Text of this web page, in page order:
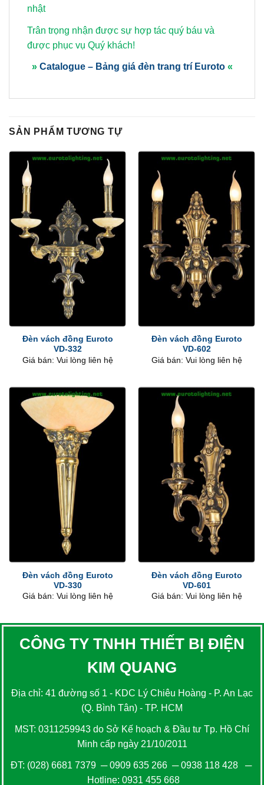
nhật
Trân trọng nhận được sự hợp tác quý báu và
được phục vụ Quý khách!
» Catalogue – Bảng giá đèn trang trí Euroto «
SẢN PHẨM TƯƠNG TỰ
Đèn vách đồng Euroto
VD-332
Giá bán: Vui lòng liên hệ
Đèn vách đồng Euroto
VD-602
Giá bán: Vui lòng liên hệ
Đèn vách đồng Euroto
VD-330
Giá bán: Vui lòng liên hệ
Đèn vách đồng Euroto
VD-601
Giá bán: Vui lòng liên hệ
CÔNG TY TNHH THIẾT BỊ ĐIỆN
KIM QUANG
Địa chỉ: 41 đường số 1 - KDC Lý Chiêu Hoàng - P. An Lạc
(Q. Bình Tân) - TP. HCM
MST: 0311259943 do Sở Kế hoạch & Đầu tư Tp. Hồ Chí
Minh cấp ngày 21/10/2011
ĐT: (028) 6681 7379 ─0909 635 266─0938 118 428─
Hotline: 0931 455 668